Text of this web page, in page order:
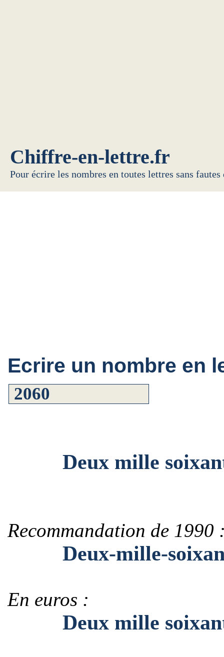
Chiffre-en-lettre.fr
Pour écrire les nombres en toutes lettres sans
Ecrire un nombre en
Deux mille
Recommandation de 1990
Deux-mille-
En euros :
Deux mille